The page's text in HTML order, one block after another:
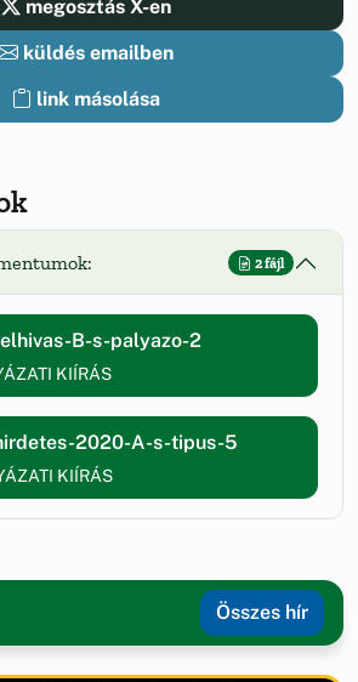
megosztás X-en
küldés emailben
link másolása
2 fájl
B-s-palyazo-2
KIÍRÁS
2020-A-s-tipus-5
KIÍRÁS
Összes hír